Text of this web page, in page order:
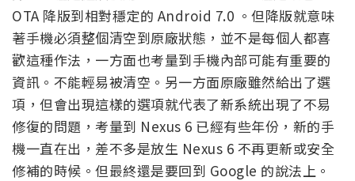
OTA 降版到相對穩定的 Android 7.0 。但降版就意味
著手機必須整個清空到原廠狀態，並不是每個人都喜
歡這種作法，一方面也考量到手機內部可能有重要的
資訊。不能輕易被清空。另一方面原廠雖然給出了選
項，但會出現這樣的選項就代表了新系統出現了不易
修復的問題，考量到 Nexus 6 已經有些年份，新的手
機一直在出，差不多是放生 Nexus 6 不再更新或安全
修補的時候。但最終還是要回到 Google 的說法上。